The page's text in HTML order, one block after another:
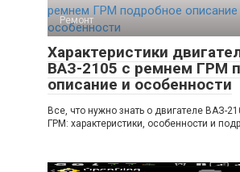
Ремонт
Характеристики
ВАЗ-2105 с ремнем ГРМ
описание и особенности
Все, что нужно знать о двигателе ВАЗ-
ГРМ: характеристики, особенности и